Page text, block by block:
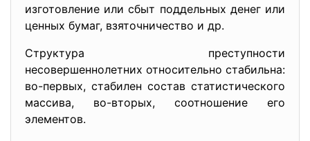
изготовление или сбыт поддельных денег или
ценных бумаг, взяточничество и др.
Структура преступности
несовершеннолетних относительно стабильна:
во-первых, стабилен состав статистического
массива, во-вторых, соотношение его
элементов.